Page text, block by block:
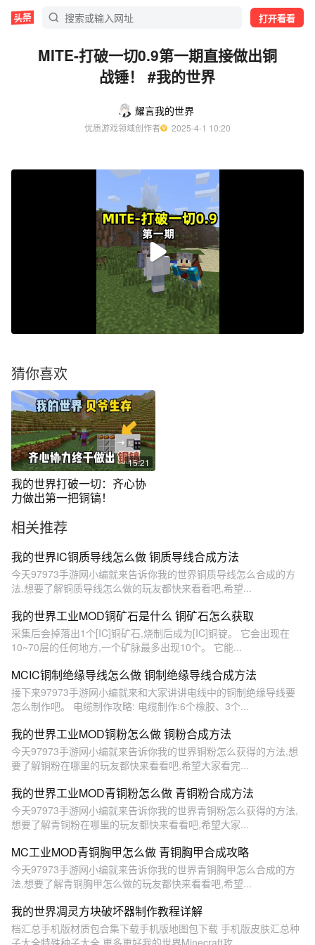
打开看看
MITE-打破一切0.9第一期直接做出铜
战锤！ #我的世界
耀言我的世界
优质游戏领域创作者
  2025-4-1 10:20
猜你喜欢
15:21
我的世界打破一切：齐心协
力做出第一把铜镐！
相关推荐
我的世界IC铜质导线怎么做 铜质导线合成方法
今天97973手游网小编就来告诉你我的世界铜质导线怎么合成的方
法,想要了解铜质导线怎么做的玩友都快来看看吧,希望...
我的世界工业MOD铜矿石是什么 铜矿石怎么获取
采集后会掉落出1个[IC]铜矿石,烧制后成为[IC]铜锭。 它会出现在
10~70层的任何地方,一个矿脉最多出现10个。 它能...
MCIC铜制绝缘导线怎么做 铜制绝缘导线合成方法
接下来97973手游网小编就来和大家讲讲电线中的铜制绝缘导线要
怎么制作吧。 电缆制作攻略: 电缆制作:6个橡胶、3个...
我的世界工业MOD铜粉怎么做 铜粉合成方法
今天97973手游网小编就来告诉你我的世界铜粉怎么获得的方法,想
要了解铜粉在哪里的玩友都快来看看吧,希望大家看完...
我的世界工业MOD青铜粉怎么做 青铜粉合成方法
今天97973手游网小编就来告诉你我的世界青铜粉怎么获得的方法,
想要了解青铜粉在哪里的玩友都快来看看吧,希望大家...
MC工业MOD青铜胸甲怎么做 青铜胸甲合成攻略
今天97973手游网小编就来告诉你我的世界青铜胸甲怎么合成的方
法,想要了解青铜胸甲怎么做的玩友都快来看看吧,希望...
我的世界凋灵方块破坏器制作教程详解
档汇总手机版材质包合集下载手机版地图包下载 手机版皮肤汇总种